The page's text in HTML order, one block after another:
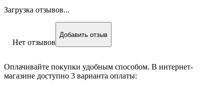
Загрузка отзывов...
Нет отзывов
Добавить отзыв
Оплачивайте покупки удобным способом. В интернет-
магазине доступно 3 варианта оплаты: